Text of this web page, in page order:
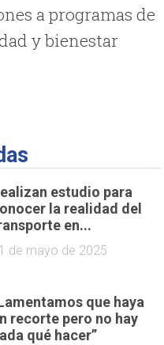
a programas de
y bienestar
estudio para
la realidad del
en...
de mayo de 2025
que haya
recorte pero no hay
qué hacer”